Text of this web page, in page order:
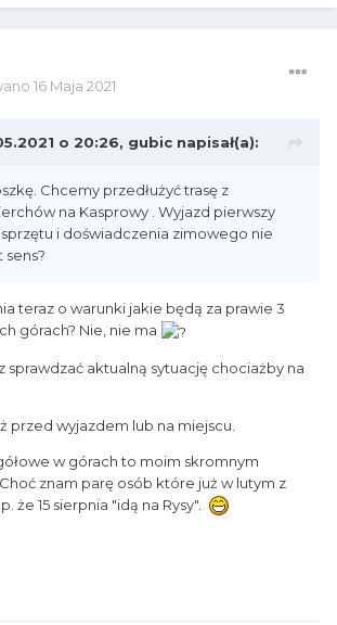
16 Maja 2021
o 20:26, gubic napisał(a):
Chcemy przedłużyć trasę z
na Kasprowy . Wyjazd pierwszy
i doświadczenia zimowego nie
sens?
teraz o warunki jakie będą za prawie 3
górach? Nie, nie ma
sprawdzać aktualną sytuację chociażby na
przed wyjazdem lub na miejscu.
w górach to moim skromnym
znam parę osób które już w lutym z
że 15 sierpnia "idą na Rysy".